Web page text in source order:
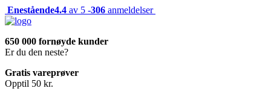
Enestående4.4 av 5 -306 anmeldelser
650 000 fornøyde kunder
Er du den neste?
Gratis vareprøver
Opptil 50 kr.